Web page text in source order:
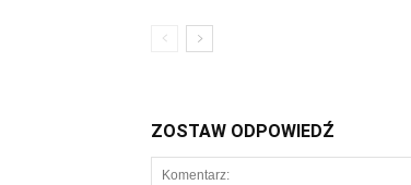
ZOSTAW ODPOWIEDŹ